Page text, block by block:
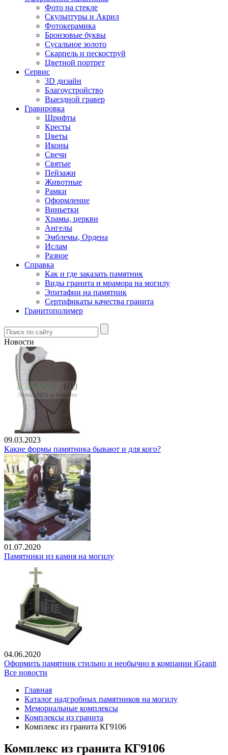
Фото на стекле
Скульптуры и Акрил
Фотокерамика
Бронзовые буквы
Сусальное золото
Скарпель и пескоструй
Цветной портрет
Сервис
3D дизайн
Благоустройство
Выездной гравер
Гравировка
Шрифты
Кресты
Цветы
Иконы
Свечи
Святые
Пейзажи
Животные
Рамки
Оформление
Виньетки
Храмы, церкви
Ангелы
Эмблемы, Ордена
Ислам
Разное
Справка
Как и где заказать памятник
Виды гранита и мрамора на могилу
Эпитафии на памятник
Сертификаты качества гранита
Гранитополимер
Новости
09.03.2023
Какие формы памятника бывают и для кого?
01.07.2020
Памятники из камня на могилу
04.06.2020
Оформить памятник стильно и необычно в компании iGranit
Все новости
Главная
Каталог надгробных памятников на могилу
Мемориальные комплексы
Комплексы из гранита
Комплекс из гранита КГ9106
Комплекс из гранита КГ9106